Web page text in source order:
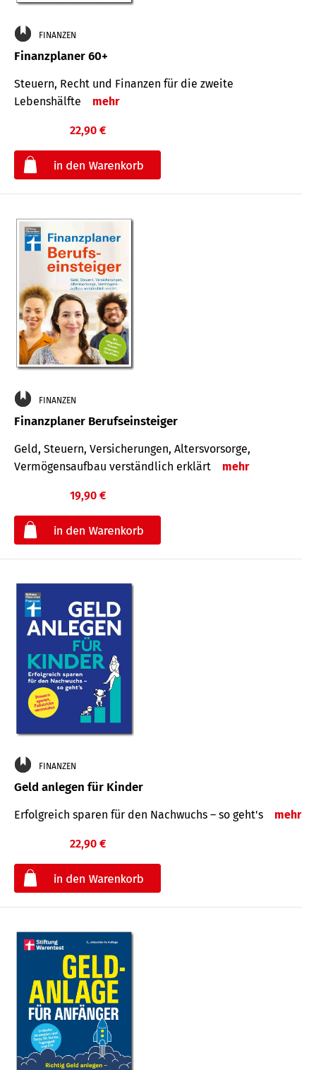
FINANZEN
Finanzplaner 60+
Steuern, Recht und Finanzen für die zweite
Lebenshälfte
mehr
22,90 €
FINANZEN
Finanzplaner Berufseinsteiger
Geld, Steuern, Versicherungen, Altersvorsorge,
Vermögensaufbau verständlich erklärt
mehr
19,90 €
FINANZEN
Geld anlegen für Kinder
Erfolgreich sparen für den Nachwuchs – so geht's mehr
22,90 €